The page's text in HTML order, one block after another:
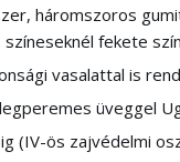
háromszoros
fekete
vasalattal is
üveggel U
(IV-ös zajvédelmi